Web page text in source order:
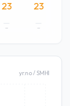
23
–
23
–
yr.no / SMHI